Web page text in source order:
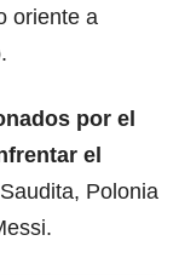
oriente a
por el
el
Polonia